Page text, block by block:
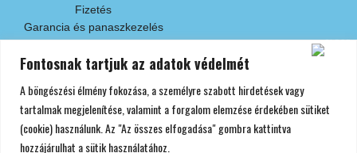
Fontosnak tartjuk az adatok védelmét
A böngészési élmény fokozása, a személyre szabott hirdetések vagy
tartalmak megjelenítése, valamint a forgalom elemzése érdekében sütiket
(cookie) használunk. Az "Az összes elfogadása" gombra kattintva
hozzájárulhat a sütik használatához.
Fizetés
Garancia és panaszkezelés
Fizetési módok
Készpénzben áruátvételkor
Bankkártyás fizetés
Áruátvétel előtti banki átutalással